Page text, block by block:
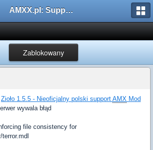
AMXX.pl: Support AMX Mod X i SourceMod
Zablokowany
Zioło 1.5.5 - Nieoficjalny polski support AMX Mod
wywala błąd
file consistency for